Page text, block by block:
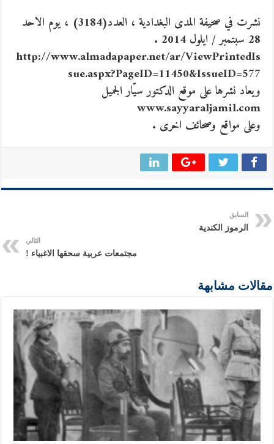
نشرت في صحيفة المدى البغدادية ، العدد(3184) ، يوم الاحد
28 سبتمبر / ايلول 2014 .
http://www.almadapaper.net/ar/ViewPrintedIs
sue.aspx?PageID=11450&IssueID=577
ويعاد نشرها على موقع الدكتور سيّار الجميل
www.sayyaraljamil.com
وعلى مواقع وصحائف اخرى .
السابق
الرموز الكندية
التالي
مجتمعات عربية سحقها الاغبياء !
مقالات مشابهة